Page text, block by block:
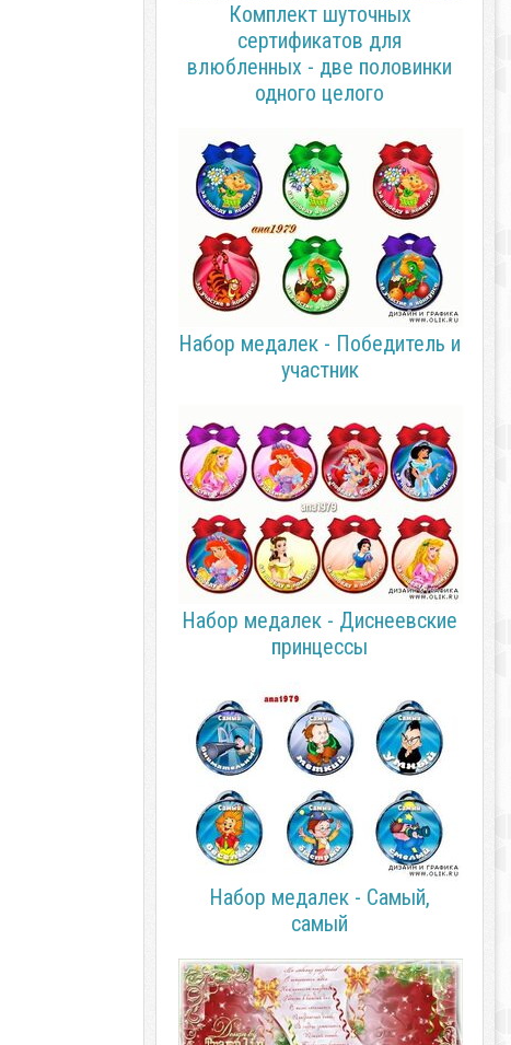
Комплект шуточных
сертификатов для
влюбленных - две половинки
одного целого
Набор медалек - Победитель и
участник
Набор медалек - Диснеевские
принцессы
Набор медалек - Самый,
самый